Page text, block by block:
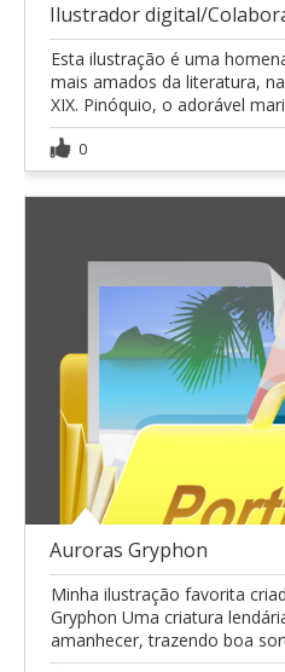
Ilustrador digital/
Esta ilustração é uma
mais amados da literatura,
XIX. Pinóquio, o adorável
0
Auroras Gryphon
Minha ilustração favorita
Gryphon Uma criatura
amanhecer, trazendo boa